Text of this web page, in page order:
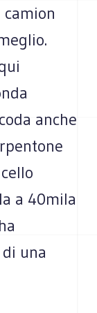
anche
a 40mila
una